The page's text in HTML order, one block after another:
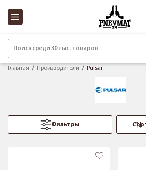
Поиск среди 30 тыс. товаров
Главная Производители Pulsar
Фильтры